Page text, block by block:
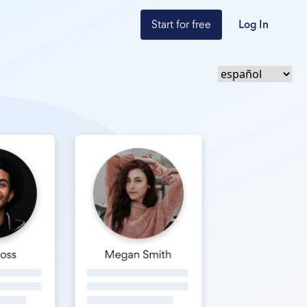
Start for free Log In